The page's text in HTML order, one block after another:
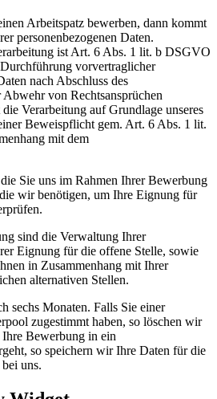
Arbeitspatz bewerben, dann kommt
personenbezogenen Daten.
ist Art. 6 Abs. 1 lit. b DSGVO
vorvertraglicher
nach Abschluss des
von Rechtsansprüchen
Verarbeitung auf Grundlage unseres
Beweispflicht gem. Art. 6 Abs. 1 lit.
mit dem
Sie uns im Rahmen Ihrer Bewerbung
wir benötigen, um Ihre Eignung für
sind die Verwaltung Ihrer
Eignung für die offene Stelle, sowie
in Zusammenhang mit Ihrer
alternativen Stellen.
sechs Monaten. Falls Sie einer
zugestimmt haben, so löschen wir
Bewerbung in ein
so speichern wir Ihre Daten für die
uns.